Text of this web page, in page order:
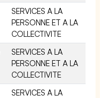
SERVICES A LA
PERSONNE ET A LA
COLLECTIVITE
SERVICES A LA
PERSONNE ET A LA
COLLECTIVITE
SERVICES A LA